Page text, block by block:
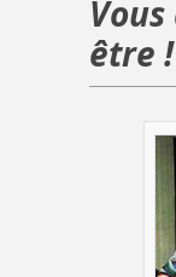
être !